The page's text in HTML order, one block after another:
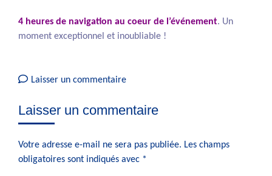
4 heures de navigation au coeur de l’événement. Un
moment exceptionnel et inoubliable !
Laisser un commentairesur
séjour
Laisser un commentaire
Votre adresse e-mail ne sera pas publiée. Les champs
obligatoires sont indiqués avec *